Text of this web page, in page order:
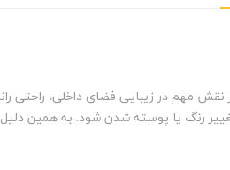
مهم در زیبایی فضای داخلی، راحتی
رنگ یا پوسته شدن شود. به همین